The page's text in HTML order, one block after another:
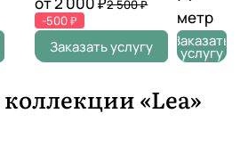
2 500 ₽
-500 ₽
Заказать услугу
на
месте
Провер
ка
рии,
метр
Заказать
услугу
«Lea»